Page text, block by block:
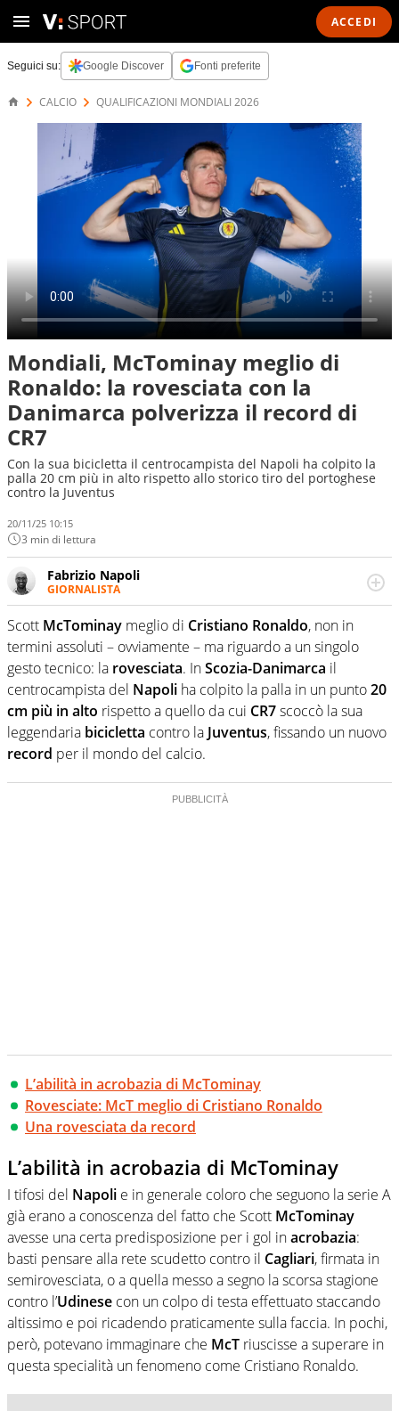
ACCEDI
Seguici su: Google Discover Fonti preferite
CALCIO QUALIFICAZIONI MONDIALI 2026
Mondiali, McTominay meglio di
Ronaldo: la rovesciata con la
Danimarca polverizza il record di
CR7
Con la sua bicicletta il centrocampista del Napoli ha colpito la
palla 20 cm più in alto rispetto allo storico tiro del portoghese
contro la Juventus
20/11/25 10:15
3 min di lettura
Fabrizio Napoli
GIORNALISTA
Giornalista professionista, per Virgilio Sport segue anche
il calcio ma è con la pallanuoto che esalta competenze e
passioni. Cura la comunicazione di HaBaWaBa, il più
grande festival di waterpolo per bambini al mondo
Scott McTominay meglio di Cristiano Ronaldo, non in
termini assoluti – ovviamente – ma riguardo a un singolo
gesto tecnico: la rovesciata. InScozia-Danimarca il
centrocampista del Napoli ha colpito la palla in un punto20
cm più in alto rispetto a quello da cui CR7scoccò la sua
leggendaria bicicletta contro la Juventus, fissando un nuovo
record per il mondo del calcio.
L’abilità in acrobazia di McTominay
Rovesciate: McT meglio di Cristiano Ronaldo
Una rovesciata da record
L’abilità in acrobazia di McTominay
I tifosi del Napoli e in generale coloro che seguono la serie A
già erano a conoscenza del fatto che Scott McTominay
avesse una certa predisposizione per i gol inacrobazia:
basti pensare alla rete scudetto contro il Cagliari, firmata in
semirovesciata, o a quella messo a segno la scorsa stagione
contro l’Udinese con un colpo di testa effettuato staccando
altissimo e poi ricadendo praticamente sulla faccia. In pochi,
però, potevano immaginare che McT riuscisse a superare in
questa specialità un fenomeno come Cristiano Ronaldo.